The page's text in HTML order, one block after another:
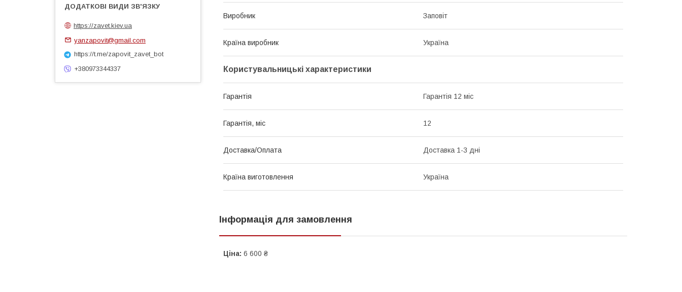
Виробник Заповіт
Країна виробник Україна
Користувальницькі характеристики
Гарантія Гарантія 12 міс
Гарантія, міс 12
Доставка/Оплата Доставка 1-3 дні
Країна виготовлення Україна
Інформація для замовлення
Ціна: 6 600 ₴
https://zavet.kiev.ua
yanzapovit@gmail.com
https://t.me/zapovit_zavet_bot
+380973344337